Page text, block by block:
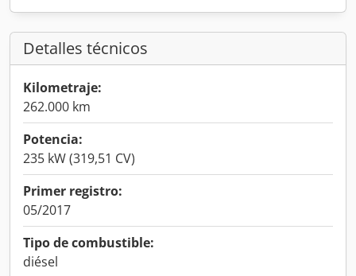
Detalles técnicos
Kilometraje:
262.000 km
Potencia:
235 kW (319,51 CV)
Primer registro:
05/2017
Tipo de combustible:
diésel